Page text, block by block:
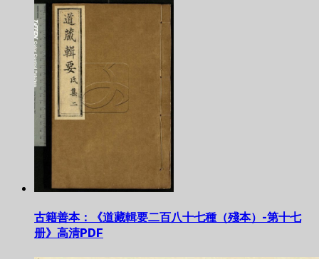
古籍善本：《道藏輯要二百八十七種（殘本）-第十七
册》高清PDF